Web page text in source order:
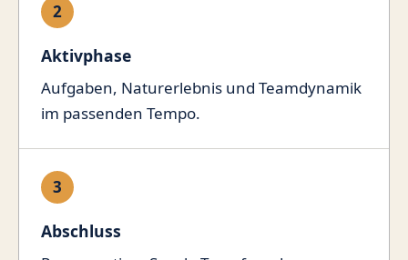
2
Aktivphase
Aufgaben, Naturerlebnis und Teamdynamik
im passenden Tempo.
3
Abschluss